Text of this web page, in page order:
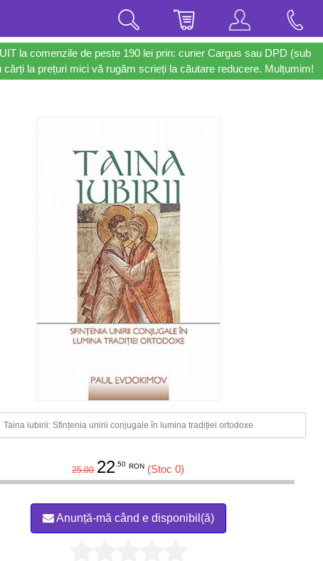
la comenzile de peste 190 lei prin: curier Cargus sau DPD (sub
la prețuri mici vă rugăm scrieți la căutare reducere. Mulțumim!
Taina iubirii: Sfințenia unirii conjugale în lumina tradiției ortodoxe
25.00 22 .50 RON (Stoc 0)
Anunță-mă când e disponibil(ă)